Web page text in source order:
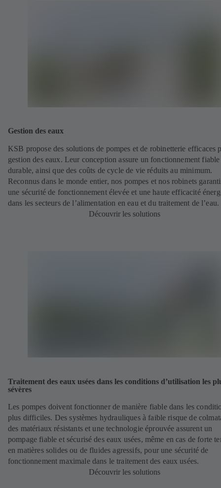
Gestion des eaux
KSB propose des solutions de pompes et de robinetterie efficaces
gestion des eaux. Leur conception assure un fonctionnement fiable
durable, ainsi que des coûts de cycle de vie réduits au minimum.
Reconnus dans le monde entier, nos pompes et nos robinets
une sécurité de fonctionnement élevée et une haute efficacité
dans les secteurs de l’alimentation en eau et du traitement de l’eau.
Découvrir les solutions
Traitement des eaux usées dans les conditions d’utilisation les
sévères
Les pompes doivent fonctionner de manière fiable dans les
plus difficiles. Des systèmes hydrauliques à faible risque de
des matériaux résistants et une technologie éprouvée assurent un
pompage fiable et sécurisé des eaux usées, même en cas de forte
en matières solides ou de fluides agressifs, pour une sécurité de
fonctionnement maximale dans le traitement des eaux usées.
Découvrir les solutions